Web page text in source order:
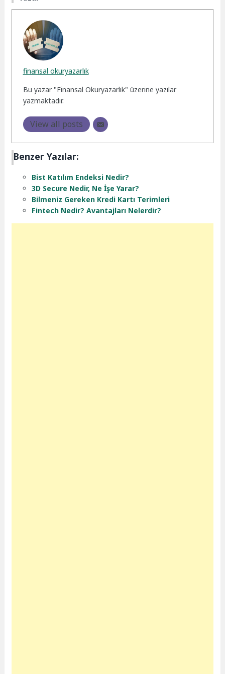
finansal okuryazarlık
Bu yazar "Finansal Okuryazarlık" üzerine yazılar
yazmaktadır.
View all posts
Benzer Yazılar:
Bist Katılım Endeksi Nedir?
3D Secure Nedir, Ne İşe Yarar?
Bilmeniz Gereken Kredi Kartı Terimleri
Fintech Nedir? Avantajları Nelerdir?